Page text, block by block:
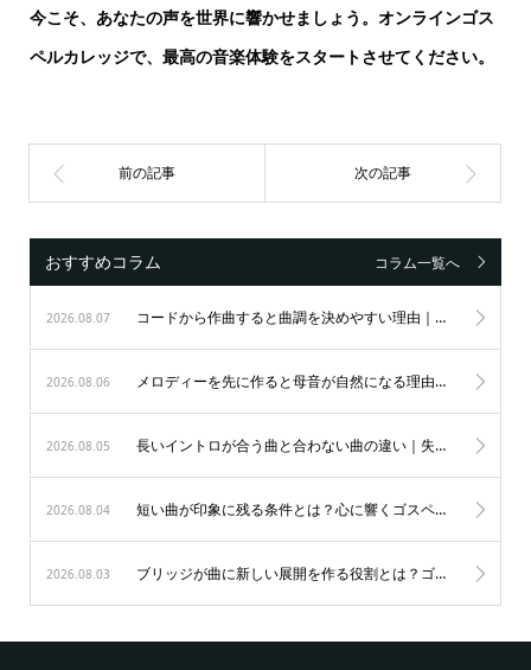
今こそ、あなたの声を世界に響かせましょう。オンラインゴス
ペルカレッジで、最高の音楽体験をスタートさせてください。
おすすめコラム コラム一覧へ
2026.08.07 コードから作曲すると曲調を決めやすい理由｜初心者も納得のゴスペル作曲術
2026.08.06 メロディーを先に作ると母音が自然になる理由｜歌唱力を劇的に変えるゴスペルの秘訣
2026.08.05 長いイントロが合う曲と合わない曲の違い｜失敗を防ぐ表現の極意
2026.08.04 短い曲が印象に残る条件とは？心に響くゴスペルの表現力を磨く秘訣
2026.08.03 ブリッジが曲に新しい展開を作る役割とは？ゴスペルを劇的に変える5つの秘訣